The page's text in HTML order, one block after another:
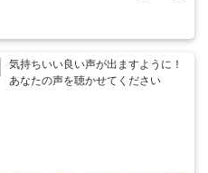
気持ちいい良い声が出ますように！
あなたの声を聴かせてください